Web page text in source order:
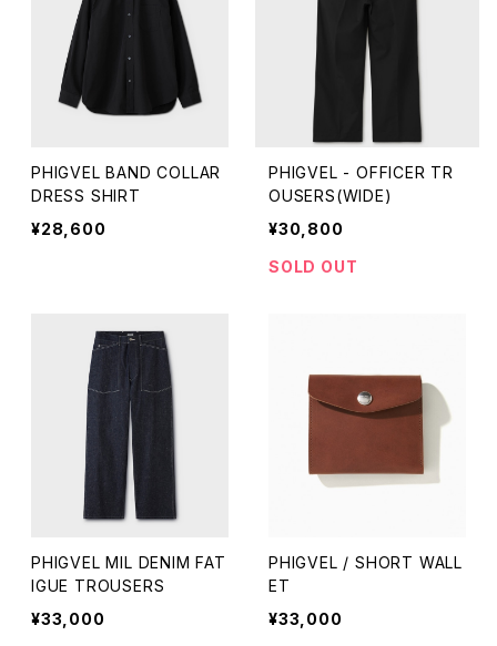
PHIGVEL BAND COLLAR
DRESS SHIRT
¥28,600
PHIGVEL - OFFICER TR
OUSERS(WIDE)
¥30,800
SOLD OUT
PHIGVEL MIL DENIM FAT
IGUE TROUSERS
¥33,000
PHIGVEL / SHORT WALL
ET
¥33,000